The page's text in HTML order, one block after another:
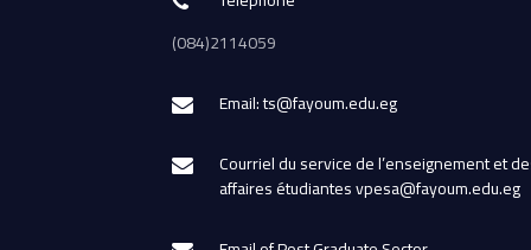
(084)2114059
Email: ts@fayoum.edu.eg
Courriel du service de l’enseignement et
affaires étudiantes vpesa@fayoum.edu.eg